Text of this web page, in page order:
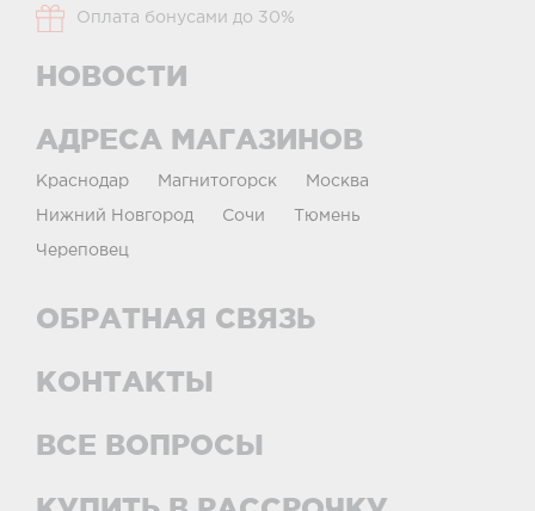
Оплата бонусами до 30%
НОВОСТИ
АДРЕСА МАГАЗИНОВ
Краснодар Магнитогорск Москва
Нижний Новгород Сочи Тюмень
Череповец
ОБРАТНАЯ СВЯЗЬ
КОНТАКТЫ
ВСЕ ВОПРОСЫ